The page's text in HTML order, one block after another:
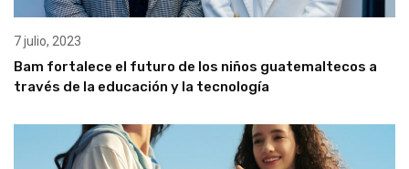
7 julio, 2023
Bam fortalece el futuro de los niños guatemaltecos a
través de la educación y la tecnología